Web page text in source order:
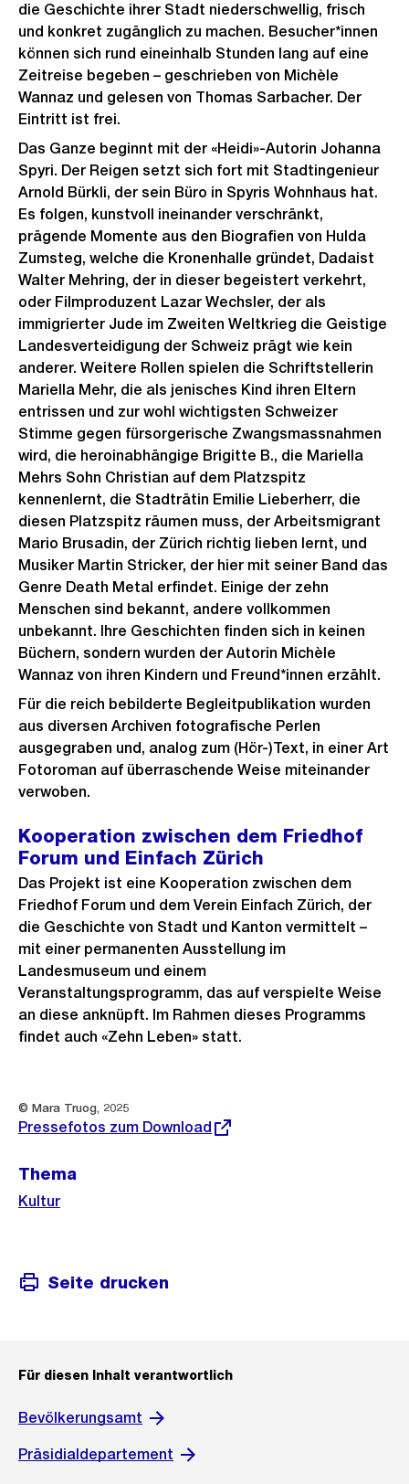
die Geschichte ihrer Stadt niederschwellig, frisch
und konkret zugänglich zu machen. Besucher*innen
können sich rund eineinhalb Stunden lang auf eine
Zeitreise begeben – geschrieben von Michèle
Wannaz und gelesen von Thomas Sarbacher. Der
Eintritt ist frei.
Das Ganze beginnt mit der «Heidi»-Autorin Johanna
Spyri. Der Reigen setzt sich fort mit Stadtingenieur
Arnold Bürkli, der sein Büro in Spyris Wohnhaus hat.
Es folgen, kunstvoll ineinander verschränkt,
prägende Momente aus den Biografien von Hulda
Zumsteg, welche die Kronenhalle gründet, Dadaist
Walter Mehring, der in dieser begeistert verkehrt,
oder Filmproduzent Lazar Wechsler, der als
immigrierter Jude im Zweiten Weltkrieg die Geistige
Landesverteidigung der Schweiz prägt wie kein
anderer. Weitere Rollen spielen die Schriftstellerin
Mariella Mehr, die als jenisches Kind ihren Eltern
entrissen und zur wohl wichtigsten Schweizer
Stimme gegen fürsorgerische Zwangsmassnahmen
wird, die heroinabhängige Brigitte B., die Mariella
Mehrs Sohn Christian auf dem Platzspitz
kennenlernt, die Stadträtin Emilie Lieberherr, die
diesen Platzspitz räumen muss, der Arbeitsmigrant
Mario Brusadin, der Zürich richtig lieben lernt, und
Musiker Martin Stricker, der hier mit seiner Band das
Genre Death Metal erfindet. Einige der zehn
Menschen sind bekannt, andere vollkommen
unbekannt. Ihre Geschichten finden sich in keinen
Büchern, sondern wurden der Autorin Michèle
Wannaz von ihren Kindern und Freund*innen erzählt.
Für die reich bebilderte Begleitpublikation wurden
aus diversen Archiven fotografische Perlen
ausgegraben und, analog zum (Hör-)Text, in einer Art
Fotoroman auf überraschende Weise miteinander
verwoben.
Kooperation zwischen dem Friedhof
Forum und Einfach Zürich
Das Projekt ist eine Kooperation zwischen dem
Friedhof Forum und dem Verein Einfach Zürich, der
die Geschichte von Stadt und Kanton vermittelt –
mit einer permanenten Ausstellung im
Landesmuseum und einem
Veranstaltungsprogramm, das auf verspielte Weise
an diese anknüpft. Im Rahmen dieses Programms
findet auch «Zehn Leben» statt.
Weitere
Informationen
© Mara Truog, 2025
Externer
Link:
Pressefotos zum Download
Thema
Kultur
Seite drucken
Für diesen Inhalt verantwortlich
Bevölkerungsamt
Präsidialdepartement